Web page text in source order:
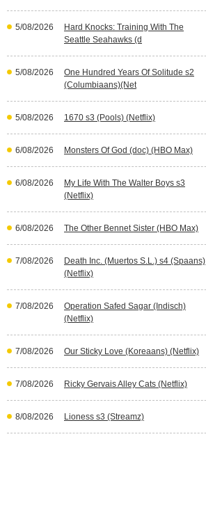
5/08/2026
Hard Knocks: Training With The
Seattle Seahawks (d
5/08/2026
One Hundred Years Of Solitude s2
(Columbiaans)(Net
5/08/2026 1670 s3 (Pools) (Netflix)
6/08/2026 Monsters Of God (doc) (HBO Max)
6/08/2026
My Life With The Walter Boys s3
(Netflix)
6/08/2026 The Other Bennet Sister (HBO Max)
7/08/2026
Death Inc. (Muertos S.L.) s4 (Spaans)
(Netflix)
7/08/2026
Operation Safed Sagar (Indisch)
(Netflix)
7/08/2026 Our Sticky Love (Koreaans) (Netflix)
7/08/2026 Ricky Gervais Alley Cats (Netflix)
8/08/2026 Lioness s3 (Streamz)